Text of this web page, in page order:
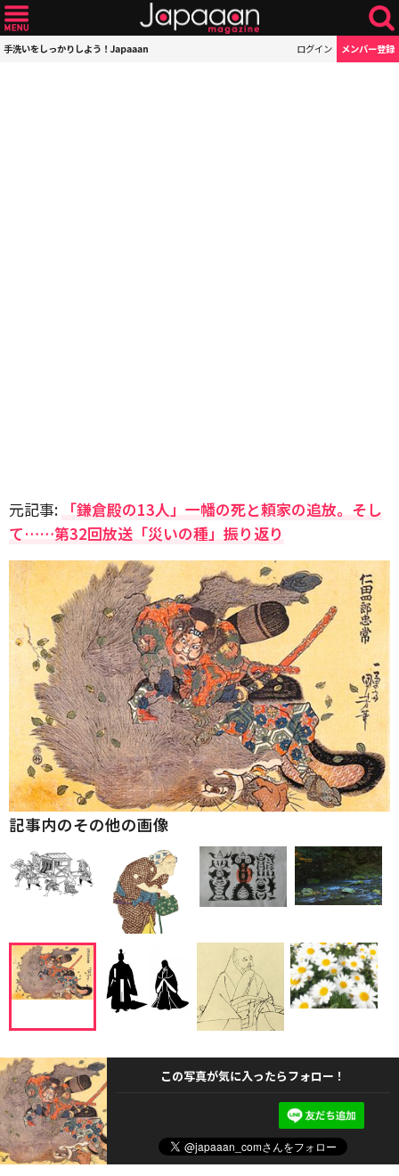
手洗いをしっかりしよう！Japaaan ログイン メンバー登録
元記事: 「鎌倉殿の13人」一幡の死と頼家の追放。そし
て……第32回放送「災いの種」振り返り
記事内のその他の画像
この写真が気に入ったらフォロー！